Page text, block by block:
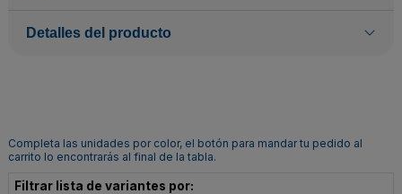
Detalles del producto
Completa las unidades por color, el botón para mandar tu pedido al
carrito lo encontrarás al final de la tabla.
Filtrar lista de variantes por: